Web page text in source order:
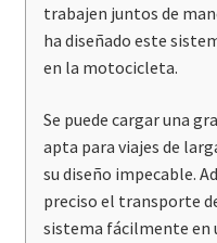
Husqvarna
cantidad
trabajen juntos de
ha diseñado este
en la motocicleta.
Se puede cargar una
apta para viajes de
su diseño impecable.
preciso el transporte
sistema fácilmente en